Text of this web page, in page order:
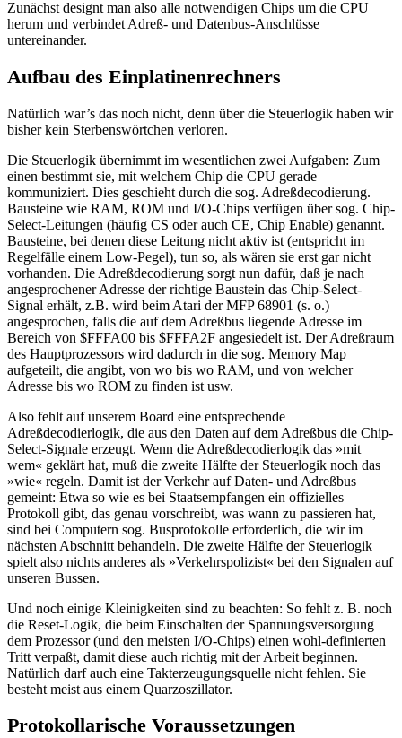
Zunächst designt man also alle notwendigen Chips um die CPU
herum und verbindet Adreß- und Datenbus-Anschlüsse
untereinander.
Aufbau des Einplatinenrechners
Natürlich war’s das noch nicht, denn über die Steuerlogik haben wir
bisher kein Sterbenswörtchen verloren.
Die Steuerlogik übernimmt im wesentlichen zwei Aufgaben: Zum
einen bestimmt sie, mit welchem Chip die CPU gerade
kommuniziert. Dies geschieht durch die sog. Adreßdecodierung.
Bausteine wie RAM, ROM und I/O-Chips verfügen über sog. Chip-
Select-Leitungen (häufig CS oder auch CE, Chip Enable) genannt.
Bausteine, bei denen diese Leitung nicht aktiv ist (entspricht im
Regelfälle einem Low-Pegel), tun so, als wären sie erst gar nicht
vorhanden. Die Adreßdecodierung sorgt nun dafür, daß je nach
angesprochener Adresse der richtige Baustein das Chip-Select-
Signal erhält, z.B. wird beim Atari der MFP 68901 (s. o.)
angesprochen, falls die auf dem Adreßbus liegende Adresse im
Bereich von $FFFA00 bis $FFFA2F angesiedelt ist. Der Adreßraum
des Hauptprozessors wird dadurch in die sog. Memory Map
aufgeteilt, die angibt, von wo bis wo RAM, und von welcher
Adresse bis wo ROM zu finden ist usw.
Also fehlt auf unserem Board eine entsprechende
Adreßdecodierlogik, die aus den Daten auf dem Adreßbus die Chip-
Select-Signale erzeugt. Wenn die Adreßdecodierlogik das »mit
wem« geklärt hat, muß die zweite Hälfte der Steuerlogik noch das
»wie« regeln. Damit ist der Verkehr auf Daten- und Adreßbus
gemeint: Etwa so wie es bei Staatsempfangen ein offizielles
Protokoll gibt, das genau vorschreibt, was wann zu passieren hat,
sind bei Computern sog. Busprotokolle erforderlich, die wir im
nächsten Abschnitt behandeln. Die zweite Hälfte der Steuerlogik
spielt also nichts anderes als »Verkehrspolizist« bei den Signalen auf
unseren Bussen.
Und noch einige Kleinigkeiten sind zu beachten: So fehlt z. B. noch
die Reset-Logik, die beim Einschalten der Spannungsversorgung
dem Prozessor (und den meisten I/O-Chips) einen wohl-definierten
Tritt verpaßt, damit diese auch richtig mit der Arbeit beginnen.
Natürlich darf auch eine Takterzeugungsquelle nicht fehlen. Sie
besteht meist aus einem Quarzoszillator.
Protokollarische Voraussetzungen